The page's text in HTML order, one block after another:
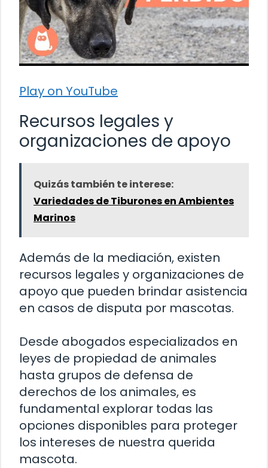
Play on YouTube
Recursos legales y
organizaciones de apoyo
Quizás también te interese:
Variedades de Tiburones en Ambientes
Marinos
Además de la mediación, existen
recursos legales y organizaciones de
apoyo que pueden brindar asistencia
en casos de disputa por mascotas.
Desde abogados especializados en
leyes de propiedad de animales
hasta grupos de defensa de
derechos de los animales, es
fundamental explorar todas las
opciones disponibles para proteger
los intereses de nuestra querida
mascota.